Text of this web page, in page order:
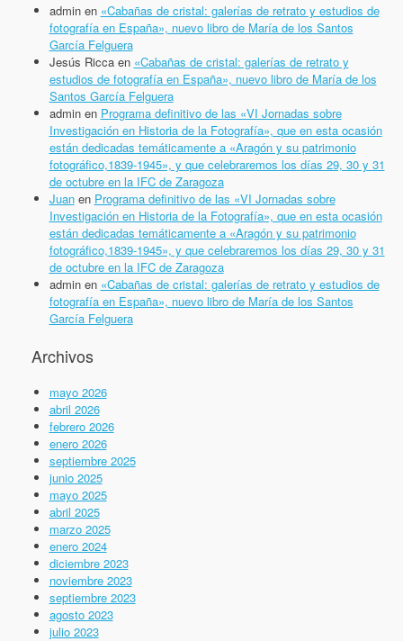
adminen «Cabañas de cristal: galerías de retrato y estudios de
fotografía en España», nuevo libro de María de los Santos
García Felguera
Jesús Riccaen «Cabañas de cristal: galerías de retrato y
estudios de fotografía en España», nuevo libro de María de los
Santos García Felguera
adminen Programa definitivo de las «VI Jornadas sobre
Investigación en Historia de la Fotografía», que en esta ocasión
están dedicadas temáticamente a «Aragón y su patrimonio
fotográfico,1839-1945», y que celebraremos los días 29, 30 y 31
de octubre en la IFC de Zaragoza
Juanen Programa definitivo de las «VI Jornadas sobre
Investigación en Historia de la Fotografía», que en esta ocasión
están dedicadas temáticamente a «Aragón y su patrimonio
fotográfico,1839-1945», y que celebraremos los días 29, 30 y 31
de octubre en la IFC de Zaragoza
adminen «Cabañas de cristal: galerías de retrato y estudios de
fotografía en España», nuevo libro de María de los Santos
García Felguera
Archivos
mayo 2026
abril 2026
febrero 2026
enero 2026
septiembre 2025
junio 2025
mayo 2025
abril 2025
marzo 2025
enero 2024
diciembre 2023
noviembre 2023
septiembre 2023
agosto 2023
julio 2023